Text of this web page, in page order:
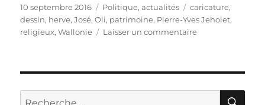
Publié
le
10 septembre 2016 Catégories
Politique, actualités Étiquettes
caricature,
dessin, herve,José,Oli, patrimoine, Pierre-Yves Jeholet,
religieux,Wallonie Laisser un commentairesur
Recherche